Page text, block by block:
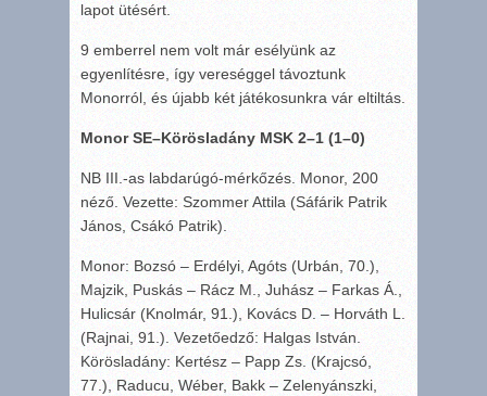
lapot ütésért.
9 emberrel nem volt már esélyünk az
egyenlítésre, így vereséggel távoztunk
Monorról, és újabb két játékosunkra vár eltiltás.
Monor SE–Körösladány MSK 2–1 (1–0)
NB III.-as labdarúgó-mérkőzés. Monor, 200
néző. Vezette: Szommer Attila (Sáfárik Patrik
János, Csákó Patrik).
Monor: Bozsó – Erdélyi, Agóts (Urbán, 70.),
Majzik, Puskás – Rácz M., Juhász – Farkas Á.,
Hulicsár (Knolmár, 91.), Kovács D. – Horváth L.
(Rajnai, 91.). Vezetőedző: Halgas István.
Körösladány: Kertész – Papp Zs. (Krajcsó,
77.), Raducu, Wéber, Bakk – Zelenyánszki,